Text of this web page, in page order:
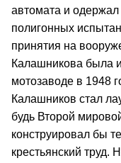
автомата и одержал
полигонных
принятия на
Калашникова была
мотозаводе в 1948
Калашников стал
будь Второй
конструировал бы
крестьянский труд.